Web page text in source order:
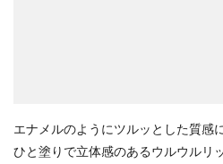
エナメルのようにツルッとした質感
ひと塗りで立体感のあるウルウルリ